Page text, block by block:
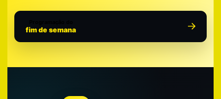
fim de semana